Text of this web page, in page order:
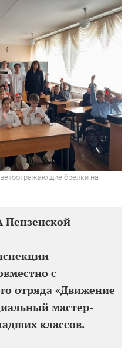
брелки на
Пензенской
с
отряда «Движение
мастер-
классов.